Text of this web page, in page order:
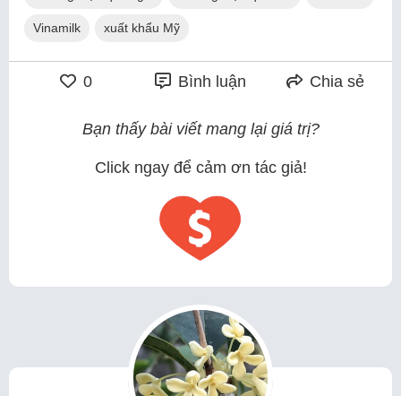
Vinamilk xuất khẩu Mỹ
0 Bình luận Chia sẻ
Bạn thấy bài viết mang lại giá trị?
Click ngay để cảm ơn tác giả!